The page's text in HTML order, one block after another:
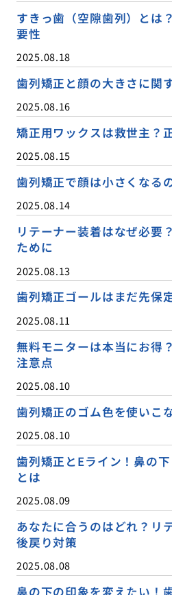
すきっ歯（空隙歯列）とは
要性
2025.08.18
歯列矯正と顔の大きさに関
2025.08.16
矯正用ワックスは救世主？
2025.08.15
歯列矯正で顔は小さくなる
2025.08.14
リテーナー装着はなぜ必要
ために
2025.08.13
歯列矯正ゴールはまだ先保
2025.08.11
無料モニターは本当にお得
注意点
2025.08.10
歯列矯正のゴム色を使いこ
2025.08.10
歯列矯正とEライン！鼻の
とは
2025.08.09
あなたに合うのはどれ？リ
後戻り対策
2025.08.08
鼻の下の印象を変えたい！